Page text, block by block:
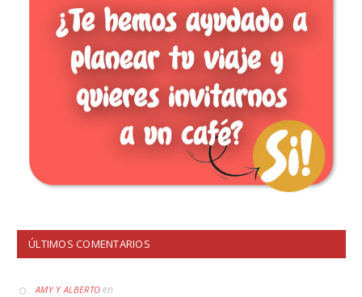
ÚLTIMOS COMENTARIOS
AMY Y ALBERTO en